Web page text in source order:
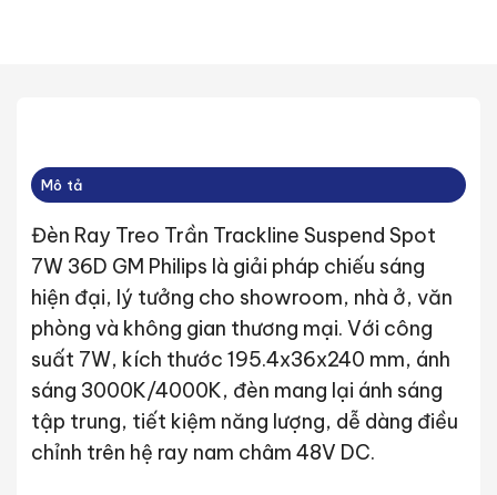
Mô tả
Đèn Ray Treo Trần Trackline Suspend Spot
7W 36D GM Philips là giải pháp chiếu sáng
hiện đại, lý tưởng cho showroom, nhà ở, văn
phòng và không gian thương mại. Với công
suất 7W, kích thước 195.4x36x240 mm, ánh
sáng 3000K/4000K, đèn mang lại ánh sáng
tập trung, tiết kiệm năng lượng, dễ dàng điều
chỉnh trên hệ ray nam châm 48V DC.